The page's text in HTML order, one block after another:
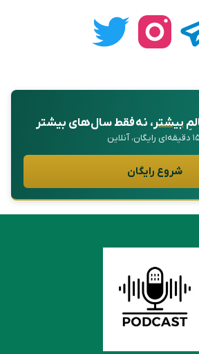
بیشتر، نه فقط سال‌های بیشتر
شروع رایگان